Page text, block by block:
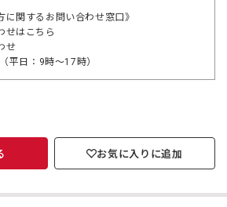
に関するお問い合わせ窓口》
せは こちら
せ
平日：9時～17時）
お気に入りに追加